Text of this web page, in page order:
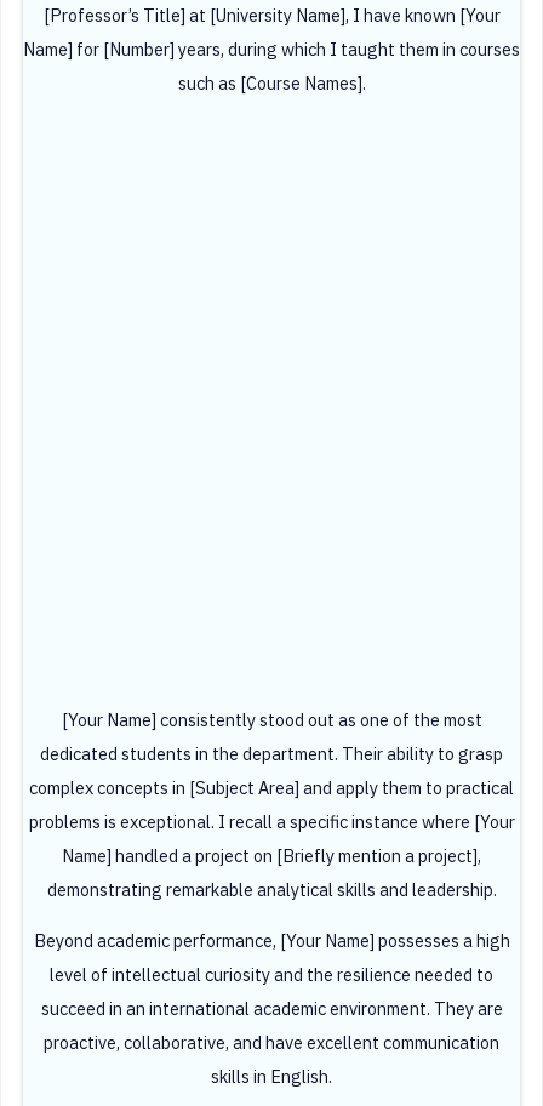
[Professor’s Title] at [University Name], I have known [Your
Name] for [Number] years, during which I taught them in courses
such as [Course Names].
[Your Name] consistently stood out as one of the most
dedicated students in the department. Their ability to grasp
complex concepts in [Subject Area] and apply them to practical
problems is exceptional. I recall a specific instance where [Your
Name] handled a project on [Briefly mention a project],
demonstrating remarkable analytical skills and leadership.
Beyond academic performance, [Your Name] possesses a high
level of intellectual curiosity and the resilience needed to
succeed in an international academic environment. They are
proactive, collaborative, and have excellent communication
skills in English.